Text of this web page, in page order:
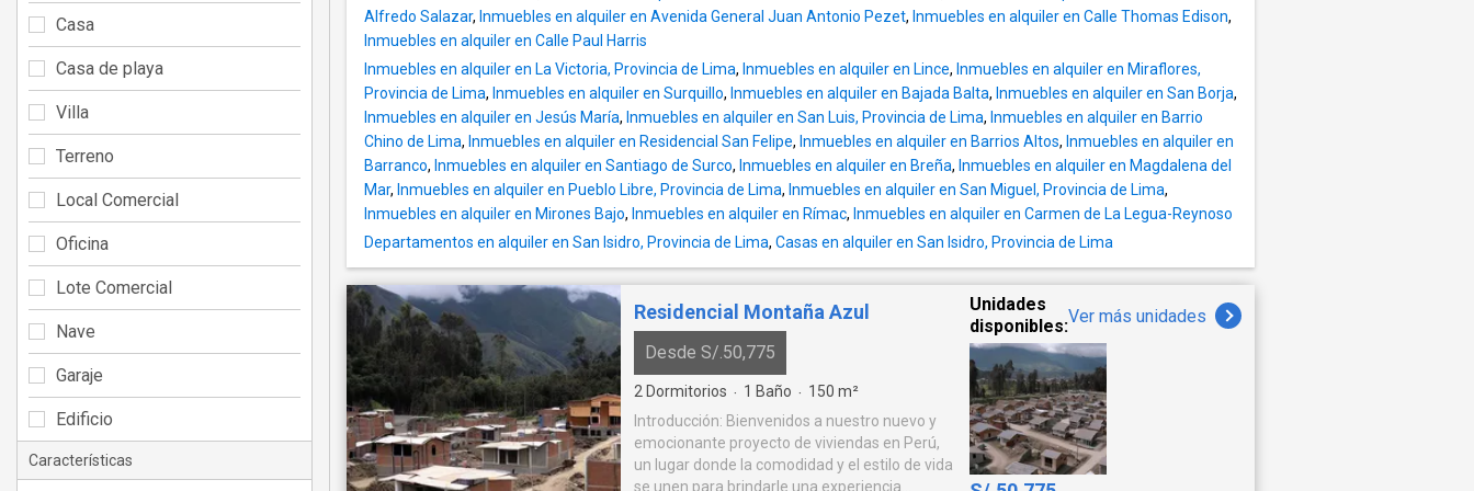
mejores zonas de San Isidro. 🏡 Vigilancia 24/7
Mantenimiento S/ 1,150 aprox. Arbitrios (anual) S/
mes de adelanto
documentos que acrediten solvencia económica. 📞
¡Agenda tu visita y descubre tu próximo hogar en una
de las mejores zonas de San Isidro!
espacio perfecto para profesionales, ejecutivos o
parejas jóvenes que quieren vivir en una de las
zonas más exclusivas y seguras de Lima. El edificio:
📍Moderno edificio de 15 pisos con excelentes
áreas comunes: 📍Seguridad y portería 24/7 📍
Gimnasio 📍Sala Coworking 📍Lobby moderno 📍
Parque interno 📍Estacionamiento para bicicletas 📍
Se acepta mascota pequeña. Precio: S/ 3000
mensuales completamente amoblado y equipado. En
esta zona la mayoría de departamentos similares
SIN amoblar superan los S/ 3,000. Estacionamiento
opcional: S/ 300 Si alquilas departamento +
estacionamiento, se puede evaluar una negociación
año 📍2 meses de garantía + 1 mes adelantado 📍
Mantenimiento aprox. S/ 250 📍Pago de arbitrios 📍
Evaluación de Infocorp y capacidad de pago 📩 Los
epartamentos amoblados en esta zona se alquilan
muy rápido. si deseas visitarlo, escríbeme al
whatsapp para coordinar.
Alfredo Salazar, Inmuebles en alquiler en Avenida General Juan Antonio Pezet, Inmuebles en alquiler en Calle Thomas Edison,
Inmuebles en alquiler en Calle Paul Harris
Inmuebles en alquiler en La Victoria, Provincia de Lima, Inmuebles en alquiler en Lince, Inmuebles en alquiler en Miraflores,
Provincia de Lima, Inmuebles en alquiler en Surquillo, Inmuebles en alquiler en Bajada Balta, Inmuebles en alquiler en San Borja,
Inmuebles en alquiler en Jesús María, Inmuebles en alquiler en San Luis, Provincia de Lima, Inmuebles en alquiler en Barrio
Chino de Lima, Inmuebles en alquiler en Residencial San Felipe, Inmuebles en alquiler en Barrios Altos, Inmuebles en alquiler en
Barranco, Inmuebles en alquiler en Santiago de Surco, Inmuebles en alquiler en Breña, Inmuebles en alquiler en Magdalena del
Mar, Inmuebles en alquiler en Pueblo Libre, Provincia de Lima, Inmuebles en alquiler en San Miguel, Provincia de Lima,
Inmuebles en alquiler en Mirones Bajo, Inmuebles en alquiler en Rímac, Inmuebles en alquiler en Carmen de La Legua-Reynoso
Departamentos en alquiler en San Isidro, Provincia de Lima, Casas en alquiler en San Isidro, Provincia de Lima
Residencial Montaña Azul
Desde S/.50,775
2 Dormitorios · 1 Baño · 150 m²
Introducción: Bienvenidos a nuestro nuevo y
emocionante proyecto de viviendas en Perú,
un lugar donde la comodidad y el estilo de vida
se unen para brindarle una experiencia
Unidades
disponibles:Ver más unidades
Casa
Casa de playa
Villa
Terreno
Local Comercial
Oficina
Lote Comercial
Nave
Garaje
Edificio
Características